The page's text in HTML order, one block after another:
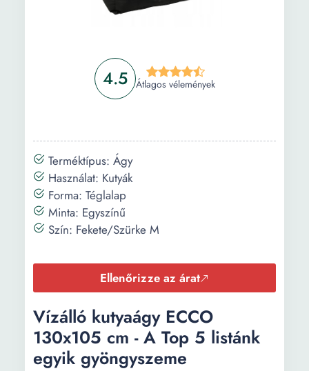
4.5 Átlagos vélemények
Terméktípus: Ágy
Használat: Kutyák
Forma: Téglalap
Minta: Egyszínű
Szín: Fekete/Szürke M
Ellenőrizze az árat
Vízálló kutyaágy ECCO
130x105 cm - A Top 5 listánk
egyik gyöngyszeme